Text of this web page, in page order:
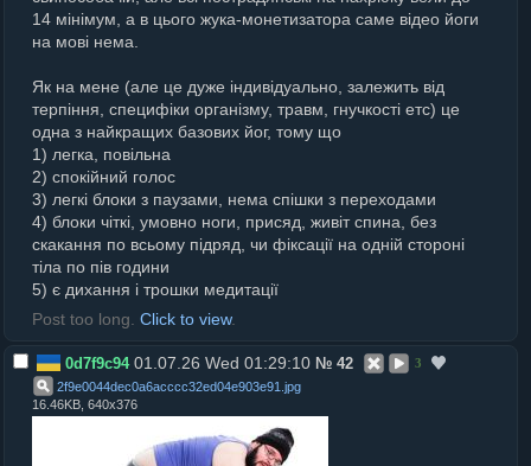
14 мінімум, а в цього жука-монетизатора саме відео йоги
на мові нема.
Як на мене (але це дуже індивідуально, залежить від
терпіння, специфіки організму, травм, гнучкості етс) це
одна з найкращих базових йог, тому що
1) легка, повільна
2) спокійний голос
3) легкі блоки з паузами, нема спішки з переходами
4) блоки чіткі, умовно ноги, присяд, живіт спина, без
скакання по всьому підряд, чи фіксації на одній стороні
тіла по пів години
5) є дихання і трошки медитації
Post too long. Click to view.
0d7f9c94 01.07.26 Wed 01:29:10 № 42
3
2f9e0044dec0a6acccc32ed04e903e91 jpg
16.46KB, 640x376